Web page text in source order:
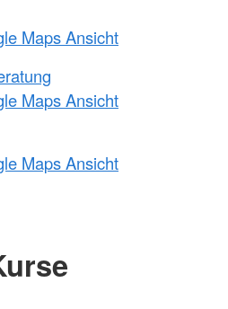
Maps Ansicht
Maps Ansicht
Maps Ansicht